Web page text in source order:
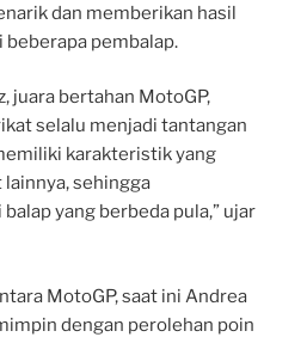
dan memberikan hasil
pembalap.
juara bertahan MotoGP,
selalu menjadi tantangan
karakteristik yang
sehingga
yang berbeda pula,” ujar
MotoGP, saat ini Andrea
dengan perolehan poin